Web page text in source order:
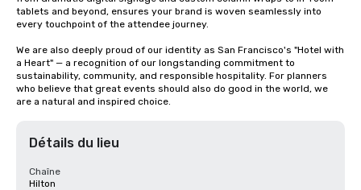
tablets and beyond, ensures your brand is woven seamlessly into
every touchpoint of the attendee journey.
We are also deeply proud of our identity as San Francisco's "Hotel with
a Heart" — a recognition of our longstanding commitment to
sustainability, community, and responsible hospitality. For planners
who believe that great events should also do good in the world, we
are a natural and inspired choice.
Détails du lieu
Chaîne
Hilton